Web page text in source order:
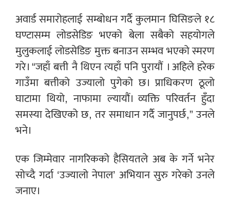
अवार्ड समारोहलाई सम्बोधन गर्दै कुलमान घिसिङले १८
घण्टासम्म लोडसेडिङ भएको बेला सबैको सहयोगले
मुलुकलाई लोडसेडिङ मुक्त बनाउन सम्भव भएको स्मरण
गरे। “जहाँ बत्ती नै थिएन त्यहाँ पनि पुरायौं । अहिले हरेक
गाउँमा बत्तीको उज्यालो पुगेको छ। प्राधिकरण ठूलो
घाटामा थियो, नाफामा ल्यायौं। व्यक्ति परिवर्तन हुँदा
समस्या देखिएको छ, तर समाधान गर्दै जानुपर्छ,” उनले
भने।
एक जिम्मेवार नागरिकको हैसियतले अब के गर्ने भनेर
सोच्दै गर्दा ‘उज्यालो नेपाल’ अभियान सुरु गरेको उनले
जनाए।